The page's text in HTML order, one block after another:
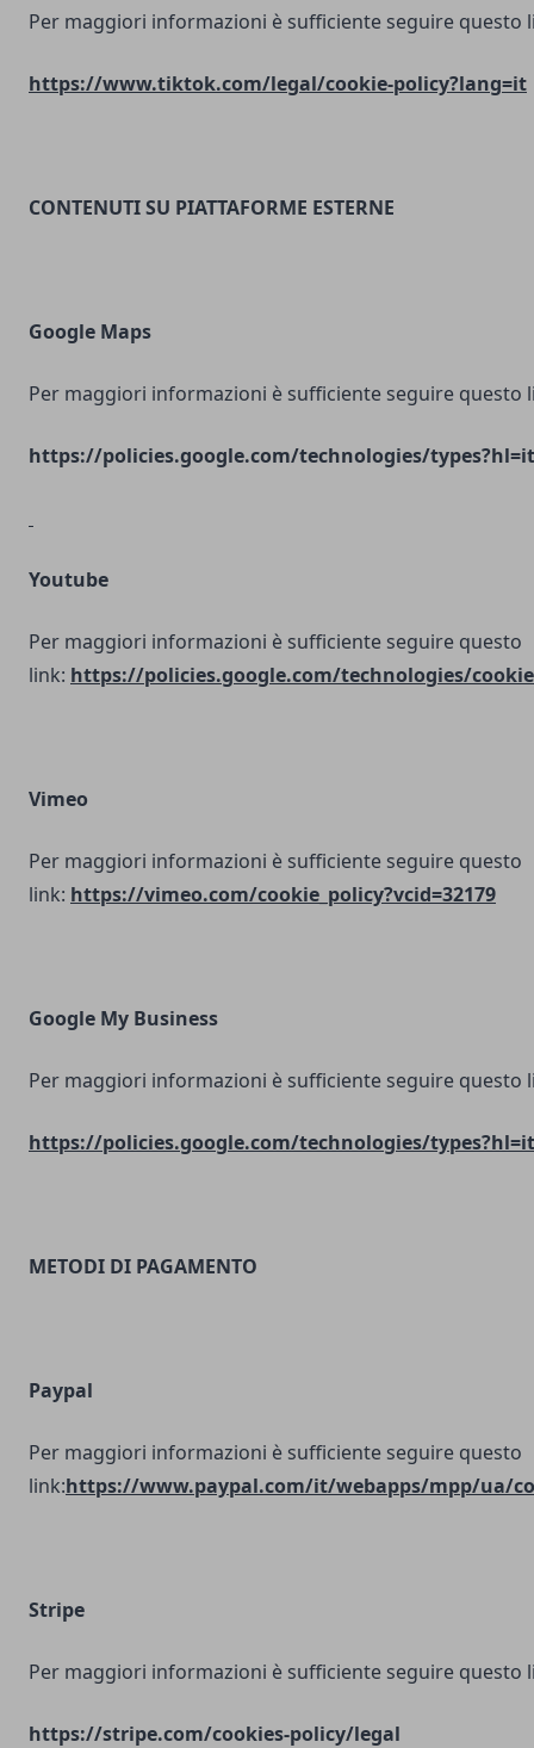
Per maggiori informazioni è sufficiente seguire questo
https://www.tiktok.com/legal/cookie-policy?lang=it
CONTENUTI SU PIATTAFORME ESTERNE
Google Maps
Per maggiori informazioni è sufficiente seguire questo
https://policies.google.com/technologies/types?hl=it
Youtube
Per maggiori informazioni è sufficiente seguire questo
link: https://policies.google.com/technologies/
Vimeo
Per maggiori informazioni è sufficiente seguire questo
link: https://vimeo.com/cookie_policy?vcid=32179
Google My Business
Per maggiori informazioni è sufficiente seguire questo
https://policies.google.com/technologies/types?hl=it
METODI DI PAGAMENTO
Paypal
Per maggiori informazioni è sufficiente seguire questo
link:https://www.paypal.com/it/webapps/mpp/ua/
Stripe
Per maggiori informazioni è sufficiente seguire questo
https://stripe.com/cookies-policy/legal